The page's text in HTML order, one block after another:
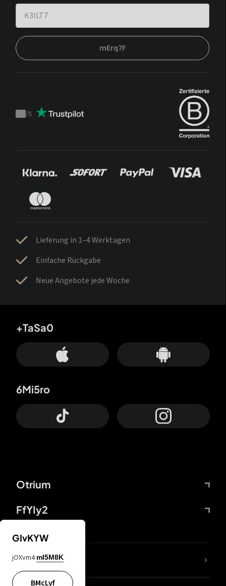
mErq7F
Trustpilot
/5
Lieferung in 1–4 Werktagen
Einfache Rückgabe
Neue Angebote jede Woche
Otrium
FfYIy2
+TaSa0
6Mi5ro
DDcvSo
GIvKYW
jOXvm4 mI5M8K
BMcLyf